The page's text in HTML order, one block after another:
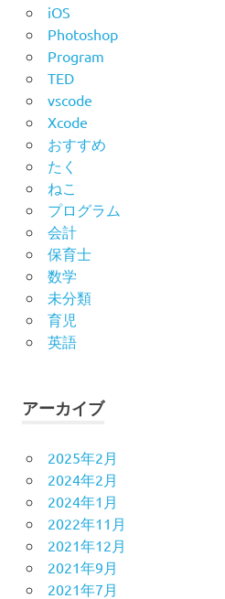
iOS
Photoshop
Program
TED
vscode
Xcode
おすすめ
たく
ねこ
プログラム
会計
保育士
数学
未分類
育児
英語
アーカイブ
2025年2月
2024年2月
2024年1月
2022年11月
2021年12月
2021年9月
2021年7月